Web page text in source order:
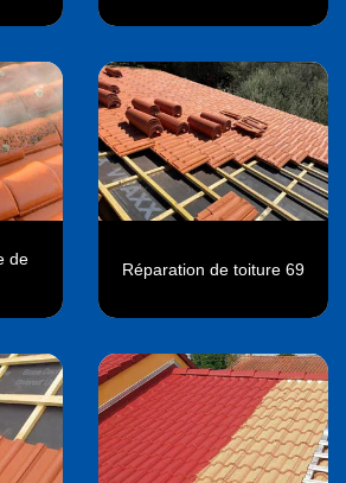
de
Réparation de toiture 69